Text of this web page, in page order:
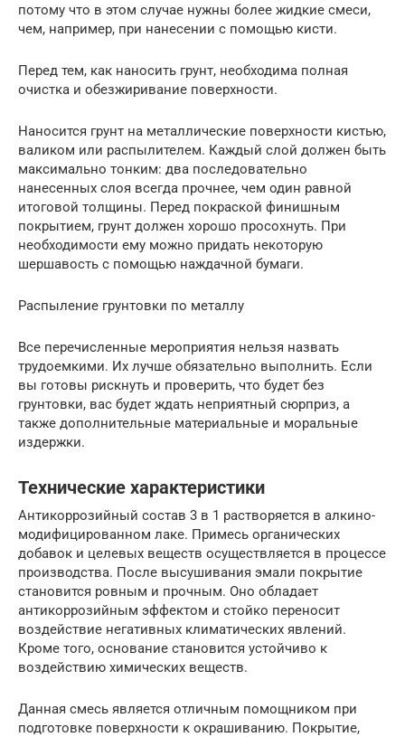
потому что в этом случае нужны более жидкие смеси,
чем, например, при нанесении с помощью кисти.
Перед тем, как наносить грунт, необходима полная
очистка и обезжиривание поверхности.
Наносится грунт на металлические поверхности кистью,
валиком или распылителем. Каждый слой должен быть
максимально тонким: два последовательно
нанесенных слоя всегда прочнее, чем один равной
итоговой толщины. Перед покраской финишным
покрытием, грунт должен хорошо просохнуть. При
необходимости ему можно придать некоторую
шершавость с помощью наждачной бумаги.
Распыление грунтовки по металлу
Все перечисленные мероприятия нельзя назвать
трудоемкими. Их лучше обязательно выполнить. Если
вы готовы рискнуть и проверить, что будет без
грунтовки, вас будет ждать неприятный сюрприз, а
также дополнительные материальные и моральные
издержки.
Технические характеристики
Антикоррозийный состав 3 в 1 растворяется в алкино-
модифицированном лаке. Примесь органических
добавок и целевых веществ осуществляется в процессе
производства. После высушивания эмали покрытие
становится ровным и прочным. Оно обладает
антикоррозийным эффектом и стойко переносит
воздействие негативных климатических явлений.
Кроме того, основание становится устойчиво к
воздействию химических веществ.
Данная смесь является отличным помощником при
подготовке поверхности к окрашиванию. Покрытие,